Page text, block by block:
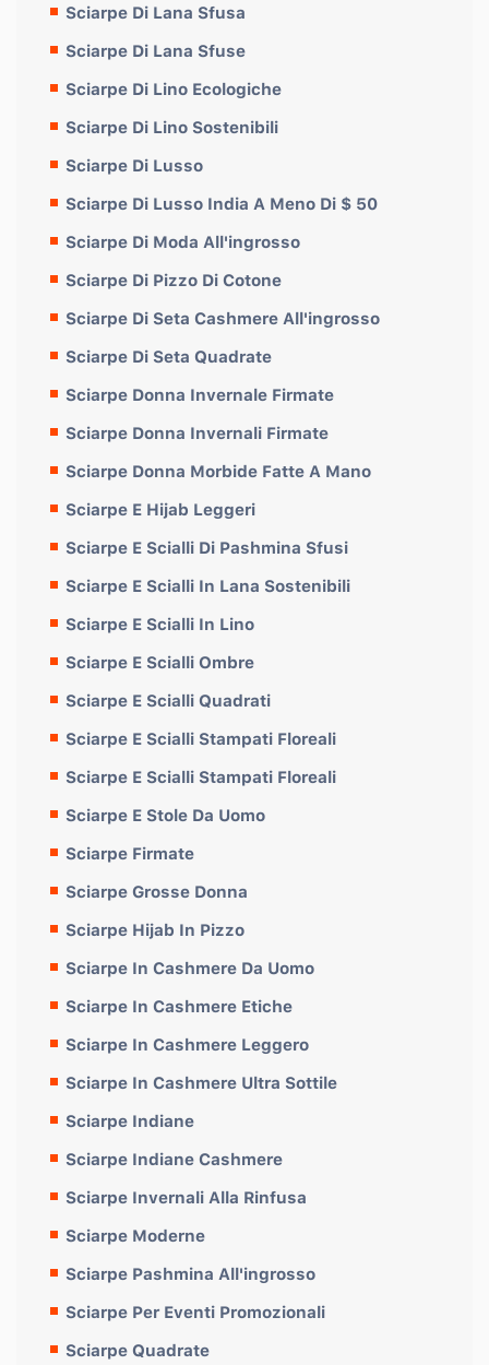
Sciarpe Di Lana Sfusa
Sciarpe Di Lana Sfuse
Sciarpe Di Lino Ecologiche
Sciarpe Di Lino Sostenibili
Sciarpe Di Lusso
Sciarpe Di Lusso India A Meno Di $ 50
Sciarpe Di Moda All'ingrosso
Sciarpe Di Pizzo Di Cotone
Sciarpe Di Seta Cashmere All'ingrosso
Sciarpe Di Seta Quadrate
Sciarpe Donna Invernale Firmate
Sciarpe Donna Invernali Firmate
Sciarpe Donna Morbide Fatte A Mano
Sciarpe E Hijab Leggeri
Sciarpe E Scialli Di Pashmina Sfusi
Sciarpe E Scialli In Lana Sostenibili
Sciarpe E Scialli In Lino
Sciarpe E Scialli Ombre
Sciarpe E Scialli Quadrati
Sciarpe E Scialli Stampati Floreali
Sciarpe E Scialli Stampati Floreali
Sciarpe E Stole Da Uomo
Sciarpe Firmate
Sciarpe Grosse Donna
Sciarpe Hijab In Pizzo
Sciarpe In Cashmere Da Uomo
Sciarpe In Cashmere Etiche
Sciarpe In Cashmere Leggero
Sciarpe In Cashmere Ultra Sottile
Sciarpe Indiane
Sciarpe Indiane Cashmere
Sciarpe Invernali Alla Rinfusa
Sciarpe Moderne
Sciarpe Pashmina All'ingrosso
Sciarpe Per Eventi Promozionali
Sciarpe Quadrate